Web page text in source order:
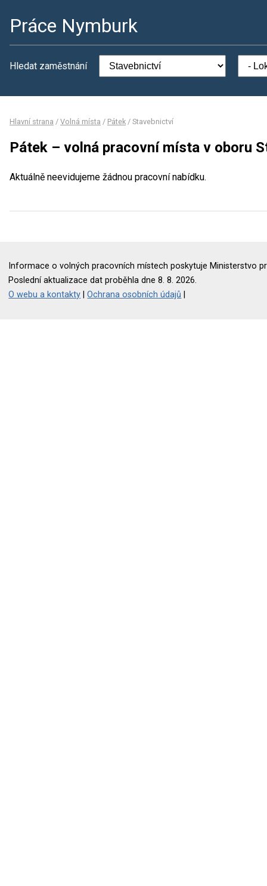
Práce Nymburk
Hledat zaměstnání
Hlavní strana / Volná místa / Pátek / Stavebnictví
Pátek – volná pracovní místa v oboru
Aktuálně neevidujeme žádnou pracovní nabídku.
Informace o volných pracovních místech poskytuje Ministerstvo
Poslední aktualizace dat proběhla dne 8. 8. 2026.
O webu a kontakty |Ochrana osobních údajů